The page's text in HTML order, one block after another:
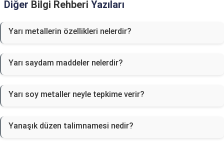
Diğer Bilgi Rehberi Yazıları
Yarı metallerin özellikleri nelerdir?
Yarı saydam maddeler nelerdir?
Yarı soy metaller neyle tepkime verir?
Yanaşık düzen talimnamesi nedir?